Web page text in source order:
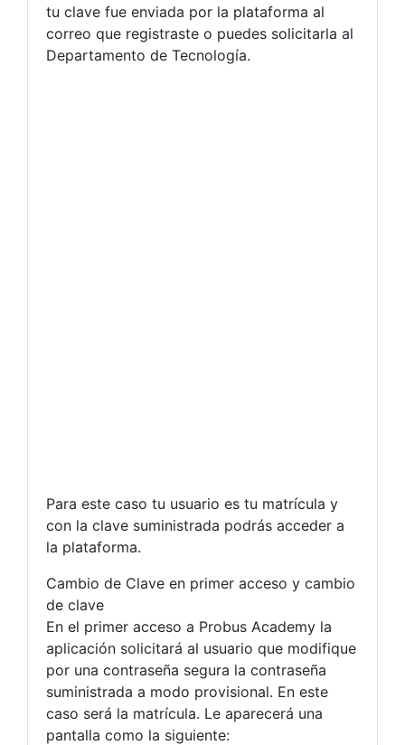
tu clave fue enviada por la plataforma al
correo que registraste o puedes solicitarla al
Departamento de Tecnología.
Para este caso tu usuario es tu matrícula y
con la clave suministrada podrás acceder a
la plataforma.
Cambio de Clave en primer acceso y cambio
de clave
En el primer acceso a Probus Academy la
aplicación solicitará al usuario que modifique
por una contraseña segura la contraseña
suministrada a modo provisional. En este
caso será la matrícula. Le aparecerá una
pantalla como la siguiente: